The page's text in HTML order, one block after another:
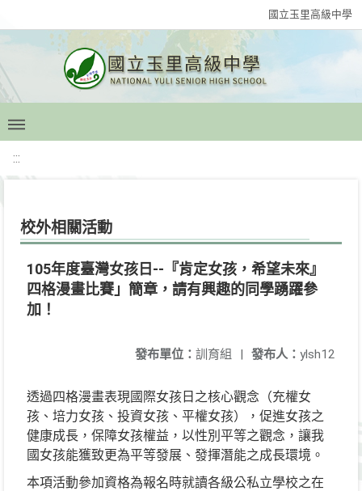
國立玉里高級中學
:::
校外相關活動
105年度臺灣女孩日--『肯定女孩，希望未來』
四格漫畫比賽」簡章，請有興趣的同學踴躍參
加！
發布人： ylsh12
發布單位： 訓育組 |
透過四格漫畫表現國際女孩日之核心觀念（充權女
孩、培力女孩、投資女孩、平權女孩），促進女孩之
健康成長，保障女孩權益，以性別平等之觀念，讓我
國女孩能獲致更為平等發展、發揮潛能之成長環境。
本項活動參加資格為報名時就讀各級公私立學校之在